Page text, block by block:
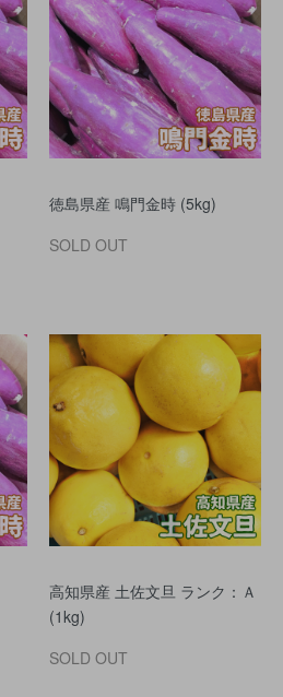
徳島県産 鳴門金時 (5kg)
SOLD OUT
高知県産 土佐文旦 ランク：Ａ
(1kg)
SOLD OUT